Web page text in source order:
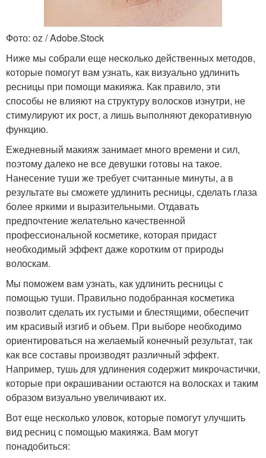
Фото: oz / Adobe.Stock
Ниже мы собрали еще несколько действенных методов,
которые помогут вам узнать, как визуально удлинить
ресницы при помощи макияжа. Как правило, эти
способы не влияют на структуру волосков изнутри, не
стимулируют их рост, а лишь выполняют декоративную
функцию.
Ежедневный макияж занимает много времени и сил,
поэтому далеко не все девушки готовы на такое.
Нанесение туши же требует считанные минуты, а в
результате вы сможете удлинить ресницы, сделать глаза
более яркими и выразительными. Отдавать
предпочтение желательно качественной
профессиональной косметике, которая придаст
необходимый эффект даже коротким от природы
волоскам.
Мы поможем вам узнать, как удлинить ресницы с
помощью туши. Правильно подобранная косметика
позволит сделать их густыми и блестящими, обеспечит
им красивый изгиб и объем. При выборе необходимо
ориентироваться на желаемый конечный результат, так
как все составы производят различный эффект.
Например, тушь для удлинения содержит микрочастички,
которые при окрашивании остаются на волосках и таким
образом визуально увеличивают их.
Вот еще несколько уловок, которые помогут улучшить
вид ресниц с помощью макияжа. Вам могут
понадобиться: